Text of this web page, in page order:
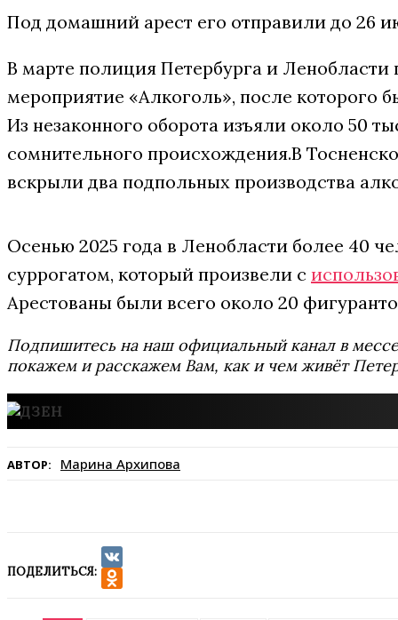
Под домашний арест его отправили до 26
В марте полиция Петербурга и
мероприятие «Алкоголь», после которого
Из незаконного оборота изъяли около 50
сомнительного происхождения.В
вскрыли два подпольных производства
Осенью 2025 года в Ленобласти более 40
суррогатом, который произвели с
Арестованы были всего около 20
Подпишитесь на наш официальный канал в
покажем и расскажем Вам, как и чем живёт
АВТОР: Марина Архипова
ПОДЕЛИТЬСЯ:
VK